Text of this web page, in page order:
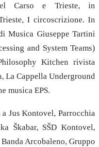
Carso e Trieste, in
I circoscrizione. In
Musica Giuseppe Tartini
and System Teams)
Kitchen rivista
La Cappella Underground
musica EPS.
Jus Kontovel, Parrocchia
Škabar, SŠD Kontovel,
Arcobaleno, Gruppo